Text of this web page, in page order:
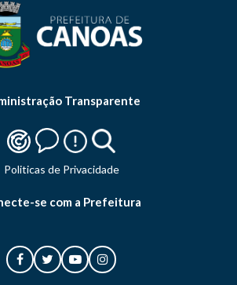
Transparente
Politicas de Privacidade
se com a Prefeitura